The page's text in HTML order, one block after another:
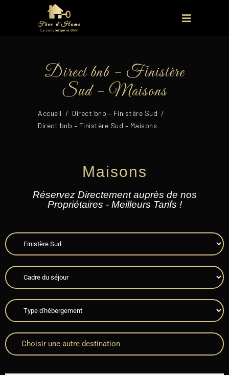
Direct bnb – Finistère
Sud – Maisons
Accueil / Direct bnb – Finistère Sud /
Direct bnb – Finistère Sud – Maisons
Maisons
Réservez Directement auprès de nos
Propriétaires - Meilleurs Tarifs !
Choisir une autre destination